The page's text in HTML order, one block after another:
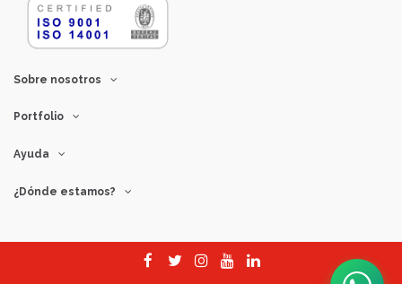
Sobre nosotros
Portfolio
Ayuda
¿Dónde estamos?